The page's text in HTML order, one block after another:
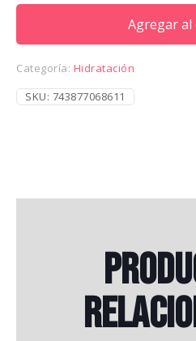
Agregar
Categoría: Hidratación
SKU: 743877068611